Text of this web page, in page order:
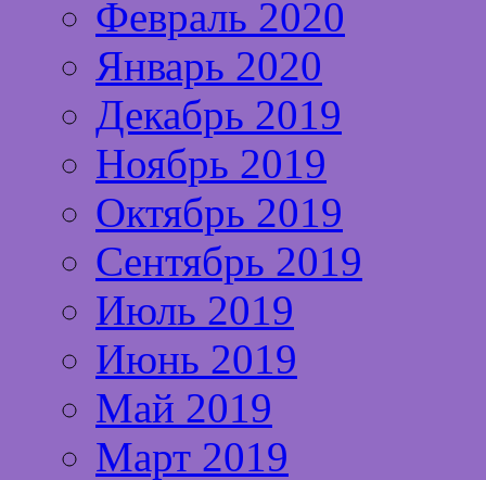
Февраль 2020
Январь 2020
Декабрь 2019
Ноябрь 2019
Октябрь 2019
Сентябрь 2019
Июль 2019
Июнь 2019
Май 2019
Март 2019